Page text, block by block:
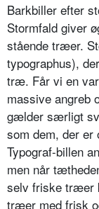
Barkbiller efter
Stormfald giver
stående træer.
typographus),
træ. Får vi en
massive angreb
gælder særligt
som dem, der er
Typograf-billen
men når
selv friske træer
træer med frisk